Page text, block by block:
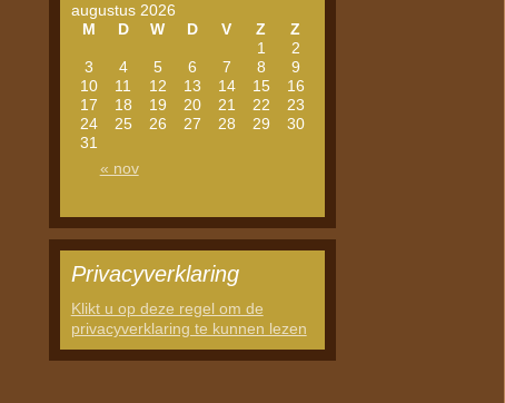
augustus 2026
M
D W D V Z
Z
1
2
3
4 5 6 7 8
9
10
11 12 13 14 15
16
17
18 19 20 21 22
23
24
25 26 27 28 29
30
31
« nov
Privacyverklaring
Klikt u op deze regel om de
privacyverklaring te kunnen lezen